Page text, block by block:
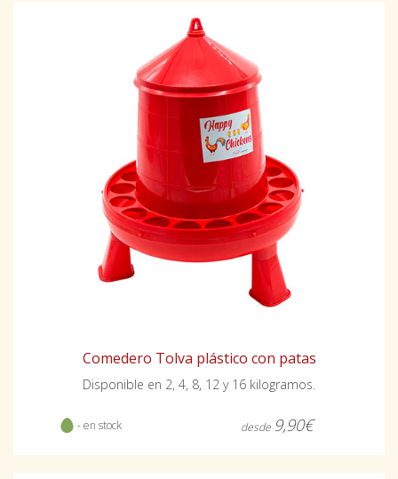
Comedero Tolva plástico con patas
Disponible en 2, 4, 8, 12 y 16 kilogramos.
- en stock desde 9,90€